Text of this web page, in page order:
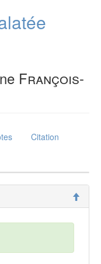
François-
Citation